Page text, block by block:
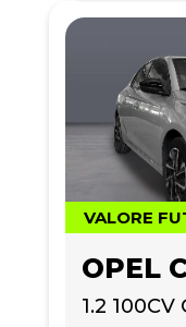
VALORE
OPEL
1.2 100CV